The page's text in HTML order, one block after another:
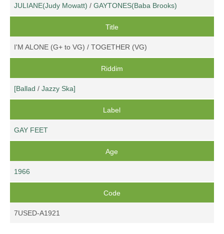
JULIANE(Judy Mowatt) /GAYTONES(Baba Brooks)
Title
I'M ALONE (G+ to VG) / TOGETHER (VG)
Riddim
[Ballad /Jazzy Ska]
Label
GAY FEET
Age
1966
Code
7USED-A1921